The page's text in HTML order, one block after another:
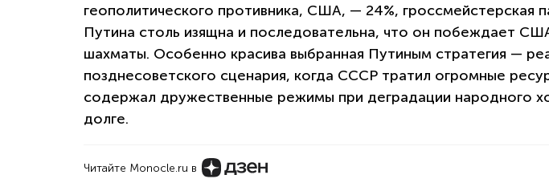
геополитического противника, США, — 24%, гроссмейстерская
Путина столь изящна и последовательна, что он побеждает
шахматы. Особенно красива выбранная Путиным стратегия —
позднесоветского сценария, когда СССР тратил огромные
содержал дружественные режимы при деградации народного
долге.
Читайте Monocle.ru в